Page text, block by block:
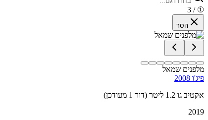
①
/ 3
הסר
מלפנים שמאל
פיג'ו 2008
אקטיב גו 1.2 ליטר (דור 1 מעודכן)
2019